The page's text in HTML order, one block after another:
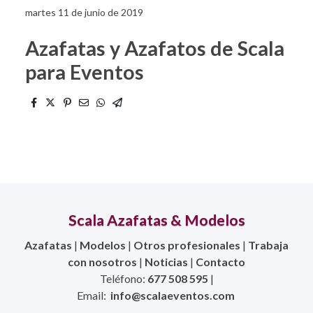
martes 11 de junio de 2019
Azafatas y Azafatos de Scala
para Eventos
Scala Azafatas & Modelos
Azafatas | Modelos | Otros profesionales | Trabaja
con nosotros | Noticias | Contacto
Teléfono: 677 508 595 |
Email: info@scalaeventos.com